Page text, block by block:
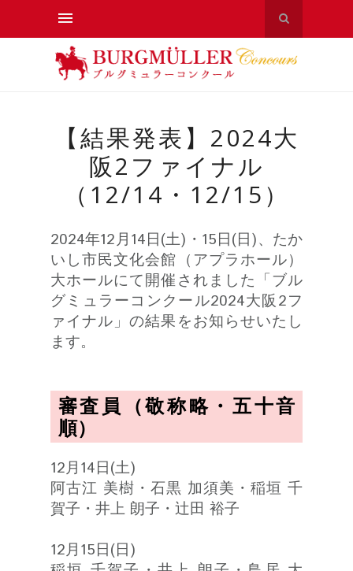
【結果発表】2024大
阪2ファイナル
（12/14・12/15）
2024年12月14日(土)・15日(日)、たか
いし市民文化会館（アプラホール）
大ホールにて開催されました「ブル
グミュラーコンクール2024大阪2フ
ァイナル」の結果をお知らせいたし
ます。
審査員（敬称略・五十音
順）
12月14日(土)
阿古江 美樹・石黒 加須美・稲垣 千
賀子・井上 朗子・辻󠄀田 裕子
12月15日(日)